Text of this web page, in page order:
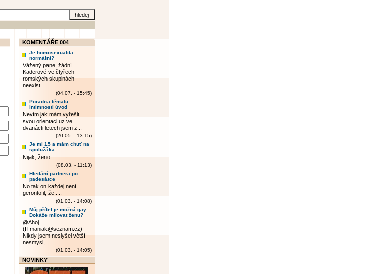
KOMENTÁŘE 004
Je homosexualita
normální?
Vážený pane, žádní
Kaderové ve čtyřech
romských skupinách
neexist...
(04.07. - 15:45)
Poradna tématu
intimnosti úvod
Nevím jak mám vyřešit
svou orientaci uz ve
dvanácti letech jsem z...
(20.05. - 13:15)
Je mi 15 a mám chuť na
spolužáka
Nijak, ženo.
(08.03. - 11:13)
Hledání partnera po
padesátce
No tak on každej není
gerontofil, že.....
(01.03. - 14:08)
Můj přítel je možná gay.
Dokáže milovat ženu?
@Ahoj
(ITmaniak@seznam.cz)
Nikdy jsem neslyšel větší
nesmysl, ...
(01.03. - 14:05)
NOVINKY